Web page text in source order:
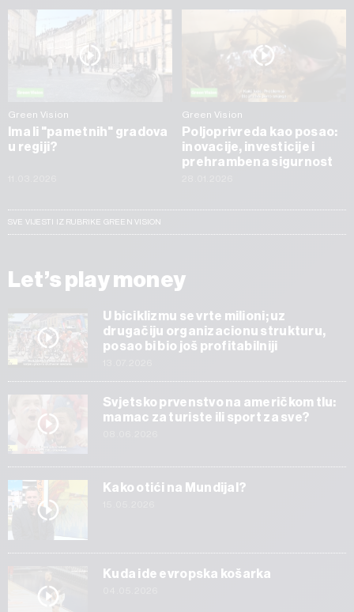
Green Vision
Ima li "pametnih" gradova
u regiji?
Green Vision
Poljoprivreda kao posao:
inovacije, investicije i
prehrambena sigurnost
SVE VIJESTI IZ RUBRIKE GREEN VISION
Let’s play money
U biciklizmu se vrte milioni; uz
drugačiju organizacionu strukturu,
posao bi bio još profitabilniji
Svjetsko prvenstvo na američkom tlu:
mamac za turiste ili sport za sve?
Kako otići na Mundijal?
Kuda ide evropska košarka